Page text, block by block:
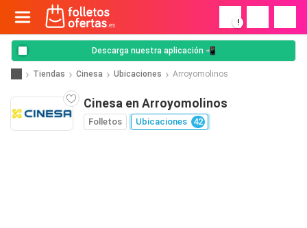
!
Descarga nuestra aplicación 📲
Tiendas Cinesa Ubicaciones Arroyomolinos
Cinesa en Arroyomolinos
Folletos Ubicaciones 42